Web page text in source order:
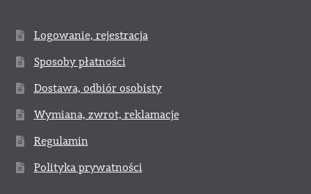
Logowanie, rejestracja
Sposoby płatności
Dostawa, odbiór osobisty
Wymiana, zwrot, reklamacje
Regulamin
Polityka prywatności